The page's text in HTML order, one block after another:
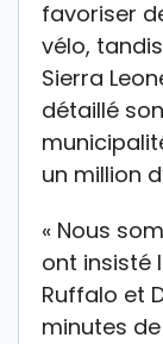
favoriser
vélo,
Sierra
détaillé
un million
« Nous
ont insisté
Ruffalo et
minutes de